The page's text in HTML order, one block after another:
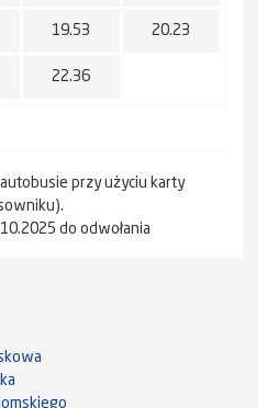
19.53 20.23
22.36
przy użyciu karty
do odwołania